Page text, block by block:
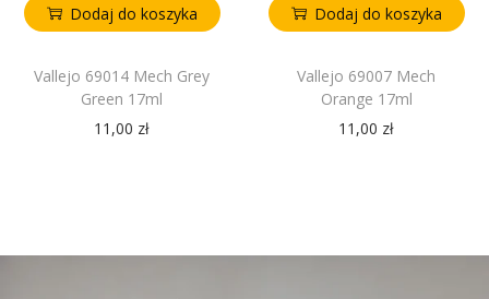
Dodaj do koszyka
Vallejo 69014 Mech Grey
Green 17ml
11,00 zł
Dodaj do koszyka
Vallejo 69007 Mech
Orange 17ml
11,00 zł